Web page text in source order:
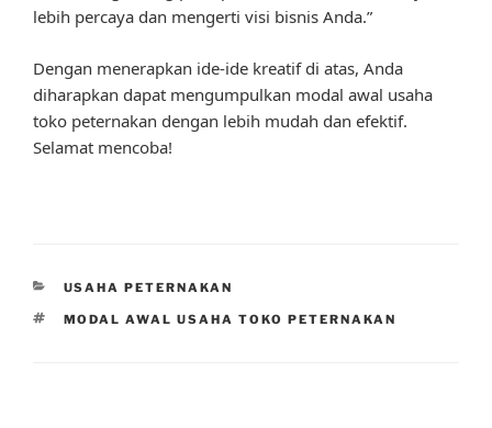
lebih percaya dan mengerti visi bisnis Anda.”
Dengan menerapkan ide-ide kreatif di atas, Anda
diharapkan dapat mengumpulkan modal awal usaha
toko peternakan dengan lebih mudah dan efektif.
Selamat mencoba!
CATEGORIES
USAHA PETERNAKAN
TAGS
MODAL AWAL USAHA TOKO PETERNAKAN